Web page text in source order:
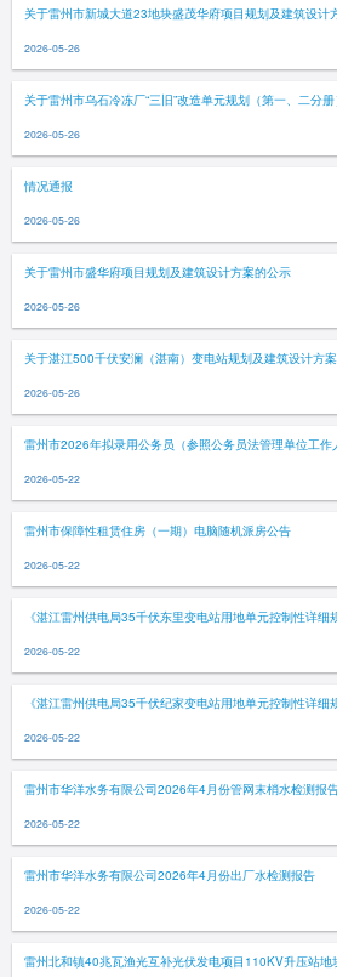
关于雷州市新城大道23地块盛茂华府项目规划及建筑设计
2026-05-26
关于雷州市乌石冷冻厂“三旧”改造单元规划（第一、二分
2026-05-26
情况通报
2026-05-26
关于雷州市盛华府项目规划及建筑设计方案的公示
2026-05-26
关于湛江500千伏安澜（湛南）变电站规划及建筑设计方
2026-05-26
雷州市2026年拟录用公务员（参照公务员法管理单位工作
2026-05-22
雷州市保障性租赁住房（一期）电脑随机派房公告
2026-05-22
《湛江雷州供电局35千伏东里变电站用地单元控制性详细
2026-05-22
《湛江雷州供电局35千伏纪家变电站用地单元控制性详细
2026-05-22
雷州市华洋水务有限公司2026年4月份管网末梢水检测报
2026-05-22
雷州市华洋水务有限公司2026年4月份出厂水检测报告
2026-05-22
雷州北和镇40兆瓦渔光互补光伏发电项目110KV升压站地